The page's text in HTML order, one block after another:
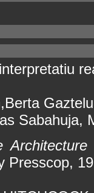
Gaztelu
Sabahuja,
Presscop,